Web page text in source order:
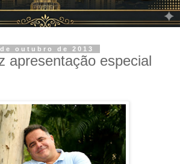
outubro de 2013
apresentação especial